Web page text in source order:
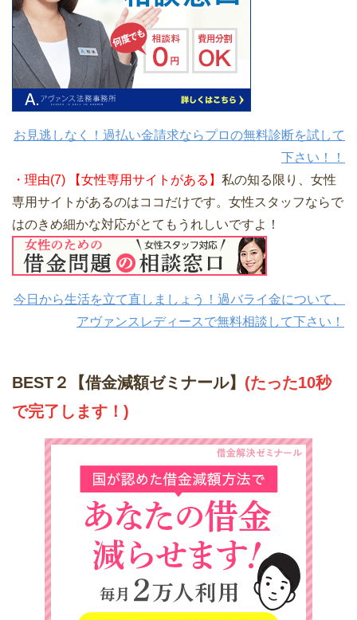
お見逃しなく！過払い金請求ならプロの無料診断を試して
下さい！！
・理由(7) 【女性専用サイトがある】 私の知る限り、女性
専用サイトがあるのはココだけです。女性スタッフならで
はのきめ細かな対応がとてもうれしいですよ！
今日から生活を立て直しましょう！過バライ金について、
アヴァンスレディースで無料相談して下さい！
BEST２【借金減額ゼミナール】 (たった10秒
で完了します！)